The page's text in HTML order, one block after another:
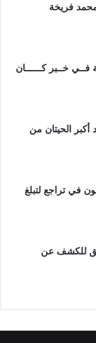
فريخة
خــبر كــــــان
الحيتان من
في تراجع لتبلغ
للكشف عن